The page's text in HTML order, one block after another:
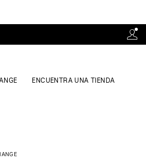
ENCUENTRA UNA TIENDA